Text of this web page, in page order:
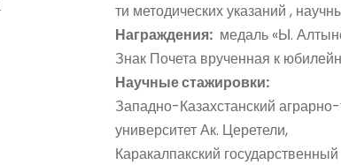
ти методических указаний ,
Награждения: медаль «Ы.
Знак Почета врученная к
Научные стажировки:
Западно-Казахстанский
университет Ак. Церетели,
Каракалпакский